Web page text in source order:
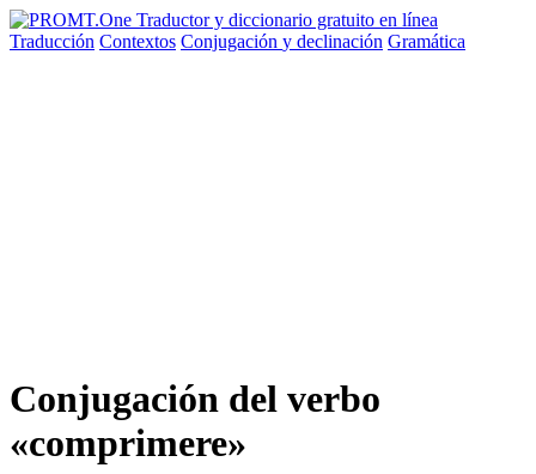
Traducción Contextos Conjugación y declinación Gramática
Conjugación del verbo
«comprimere»